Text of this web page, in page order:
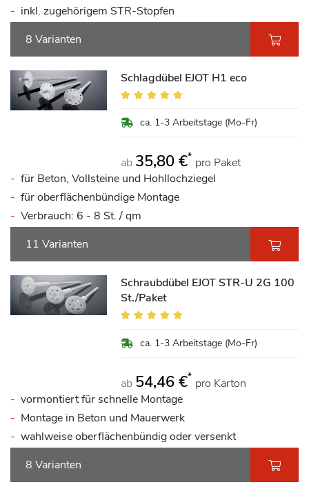
inkl. zugehörigem STR-Stopfen
8 Varianten
Schlagdübel EJOT H1 eco
Bewertung:
ca. 1-3 Arbeitstage (Mo-Fr)
ab 35,80 €* pro Paket
für Beton, Vollsteine und Hohllochziegel
für oberflächenbündige Montage
Verbrauch: 6 - 8 St. / qm
11 Varianten
Schraubdübel EJOT STR-U 2G 100
St./Paket
Bewertung:
ca. 1-3 Arbeitstage (Mo-Fr)
ab 54,46 €* pro Karton
vormontiert für schnelle Montage
Montage in Beton und Mauerwerk
wahlweise oberflächenbündig oder versenkt
8 Varianten